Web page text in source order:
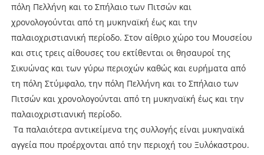
πόλη Πελλήνη και το Σπήλαιο των Πιτσών και
χρονολογούνται από τη μυκηναϊκή έως και την
παλαιοχριστιανική περίοδο. Στον αίθριο χώρο του Μουσείου
και στις τρεις αίθουσες του εκτίθενται οι θησαυροί της
Σικυώνας και των γύρω περιοχών καθώς και ευρήματα από
τη πόλη Στύμφαλο, την πόλη Πελλήνη και το Σπήλαιο των
Πιτσών και χρονολογούνται από τη μυκηναϊκή έως και την
παλαιοχριστιανική περίοδο.
Τα παλαιότερα αντικείμενα της συλλογής είναι μυκηναϊκά
αγγεία που προέρχονται από την περιοχή του Ξυλόκαστρου.